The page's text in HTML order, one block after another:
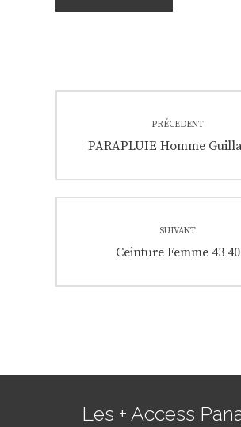
l’article
PRÉCEDENT
Previous
PARAPLUIE Homme
SUIVANT
Next
Ceinture Femme 43 40
Les + Access